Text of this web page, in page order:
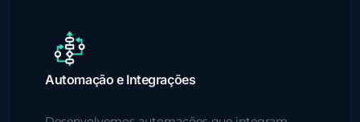
Automação e Integrações